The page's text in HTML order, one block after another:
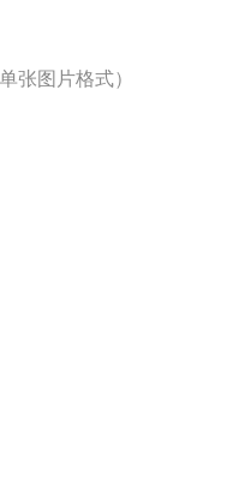
张图片格式）